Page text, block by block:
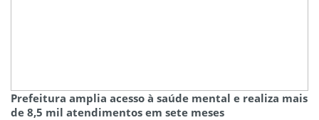
Prefeitura amplia acesso à saúde mental e realiza mais
de 8,5 mil atendimentos em sete meses